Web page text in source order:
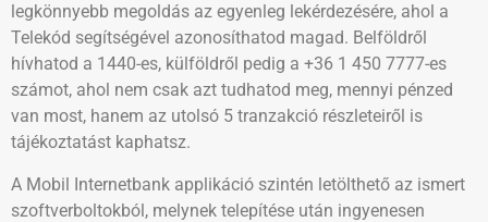
legkönnyebb megoldás az egyenleg lekérdezésére, ahol a
Telekód segítségével azonosíthatod magad. Belföldről
hívhatod a 1440-es, külföldről pedig a +36 1 450 7777-es
számot, ahol nem csak azt tudhatod meg, mennyi pénzed
van most, hanem az utolsó 5 tranzakció részleteiről is
tájékoztatást kaphatsz.
A Mobil Internetbank applikáció szintén letölthető az ismert
szoftverboltokból, melynek telepítése után ingyenesen